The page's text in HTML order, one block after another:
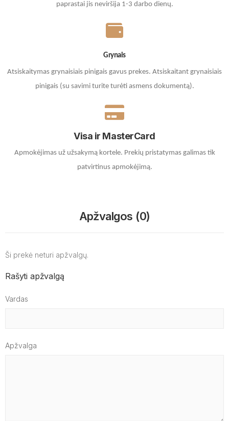
paprastai jis neviršija 1-3 darbo dienų.
Grynais
Atsiskaitymas grynaisiais pinigais gavus prekes. Atsiskaitant grynaisiais
pinigais (su savimi turite turėti asmens dokumentą).
Visa ir MasterCard
Apmokėjimas už užsakymą kortele. Prekių pristatymas galimas tik
patvirtinus apmokėjimą.
Apžvalgos (0)
Ši prekė neturi apžvalgų.
Rašyti apžvalgą
Vardas
Apžvalga